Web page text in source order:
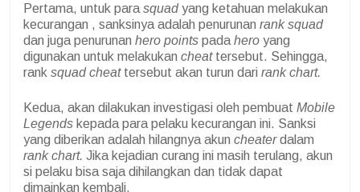
Pertama, untuk para squadyang ketahuan melakukan
kecurangan , sanksinya adalah penurunan rank squad
dan juga penurunan hero points pada hero yang
digunakan untuk melakukan cheat tersebut. Sehingga,
rank squad cheat tersebut akan turun dari rank chart.
Kedua, akan dilakukan investigasi oleh pembuat Mobile
Legends kepada para pelaku kecurangan ini. Sanksi
yang diberikan adalah hilangnya akun cheaterdalam
rank chart. Jika kejadian curang ini masih terulang, akun
si pelaku bisa saja dihilangkan dan tidak dapat
dimainkan kembali.